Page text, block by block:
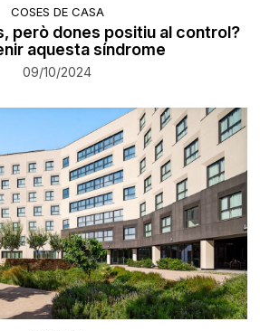
COSES DE CASA
però dones positiu al control?
aquesta síndrome
09/10/2024